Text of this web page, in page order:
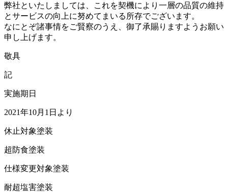
弊社といたしましては、これを契機により一層の品質の維持
とサービスの向上に努めてまいる所存でございます。
なにとぞ諸事情をご賢察のうえ、御了承賜りますようお願い
申し上げます。
敬具
記
実施期日
2021年10月1日より
休止対象塗装
超防食塗装
仕様変更対象塗装
耐超塩害塗装